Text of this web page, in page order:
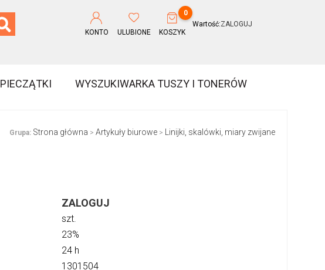
KONTO ULUBIONE
0
KOSZYK
Wartość:ZALOGUJ
PIECZĄTKI WYSZUKIWARKA TUSZY I TONERÓW
Grupa: Strona główna > Artykuły biurowe> Linijki, skalówki, miary zwijane
ZALOGUJ
szt.
23%
24 h
1301504